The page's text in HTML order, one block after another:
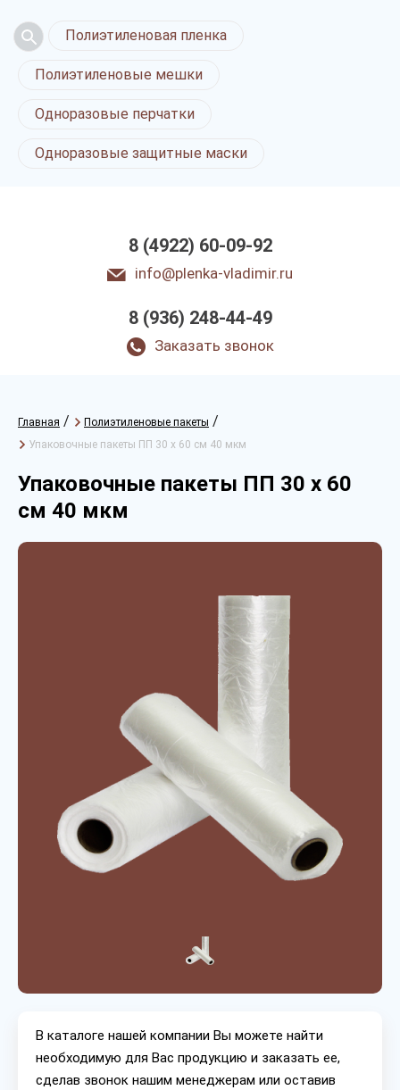
Полиэтиленовая пленка
Полиэтиленовые мешки
Одноразовые перчатки
Одноразовые защитные маски
8 (4922) 60-09-92
info@plenka-vladimir.ru
8 (936) 248-44-49
Заказать звонок
Главная / Полиэтиленовые пакеты /
Упаковочные пакеты ПП 30 х 60 см 40 мкм
Упаковочные пакеты ПП 30 х 60
см 40 мкм
В каталоге нашей компании Вы можете найти
необходимую для Вас продукцию и заказать ее,
сделав звонок нашим менеджерам или оставив